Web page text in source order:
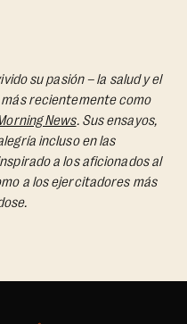
su pasión – la salud y el
recientemente como
News. Sus ensayos,
incluso en las
a los aficionados al
a los ejercitadores más